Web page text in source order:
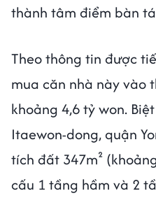
thành tâm điểm bàn
Theo thông tin được
mua căn nhà này vào
khoảng 4,6 tỷ won.
Itaewon-dong, quận
tích đất 347m²
cấu 1 tầng hầm và 2